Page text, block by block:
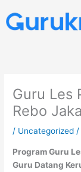
to
content
Guru Les
Rebo
/ Uncategorized /
Program Guru
Guru Datang